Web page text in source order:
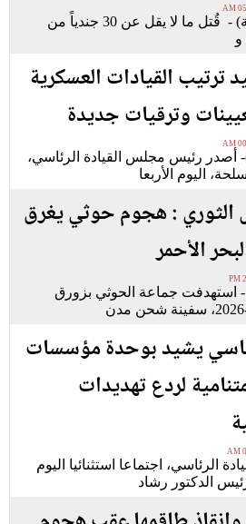
صنعاء (الجمهورية اليمنية) - قُتل ما لا يقل عن 30 جندياً من
و
ترتيب القيادات العسكرية
وترقيات جديدة
أصدر رئيس مجلس القيادة الرئاسي،
اليوم الأربعا
الثوري : هجوم حوثي يغرق
الأحمر
- استهدفت جماعة الحوثي بزورق
يشيد بوحدة مؤسسات
لردع تهديدات
الرئاسي، اجتماعا استثنائيا اليوم
الدكتور رشاد